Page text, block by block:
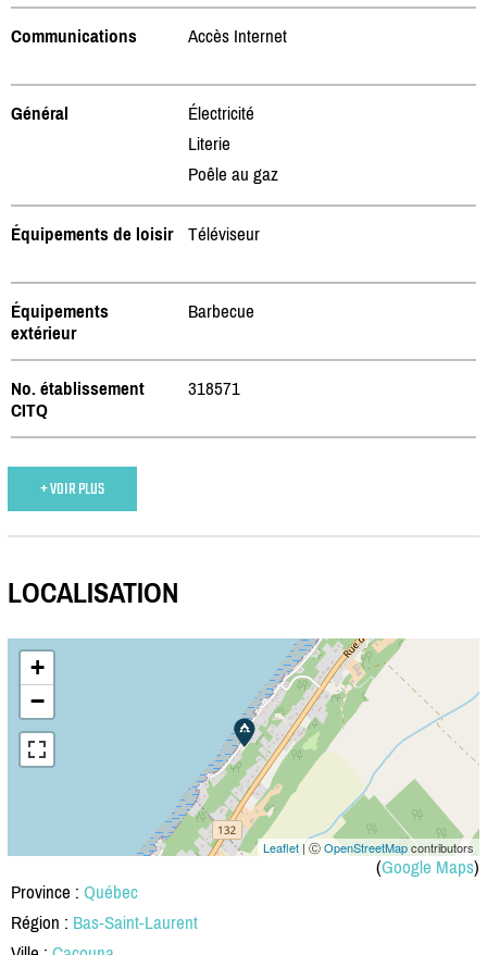
Communications Accès Internet
Général
Électricité
Literie
Poêle au gaz
Équipements de loisir Téléviseur
Équipements
extérieur
Barbecue
No. établissement
CITQ
318571
+ VOIR PLUS
LOCALISATION
+
−
Leaflet | ⒸOpenStreetMapcontributors
(Google Maps)
Province : Québec
Région : Bas-Saint-Laurent